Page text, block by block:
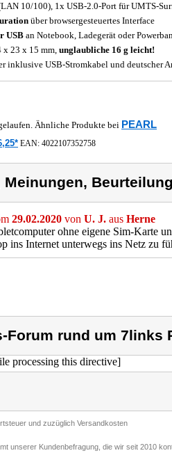
10/100), 1x USB-2.0-Port für UMTS-
über browsergesteuertes Interface
USB an Notebook, Ladegerät oder
x 23 x 15 mm,unglaubliche 16 g leicht!
inklusive USB-Stromkabel und deutscher
Ähnliche Produkte bei PEARL
EAN: 4022107352758
Meinungen,
29.02.2020 von U. J. aus Herne
ohne eigene Sim-Karte
ins Internet unterwegs ins Netz zu
Forum rund um 7links
processing this directive]
und zuzüglich Versandkosten
unserer Kundenbefragung, die wir seit 2010